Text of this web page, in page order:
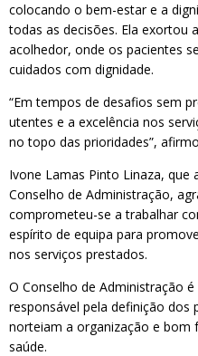
colocando o bem-estar e a
todas as decisões. Ela exortou
acolhedor, onde os pacientes
cuidados com dignidade.
“Em tempos de desafios sem
utentes e a excelência nos
no topo das prioridades”,
Ivone Lamas Pinto Linaza, que
Conselho de Administração,
comprometeu-se a trabalhar
espírito de equipa para
nos serviços prestados.
O Conselho de Administração
responsável pela definição dos
norteiam a organização e bom
saúde.